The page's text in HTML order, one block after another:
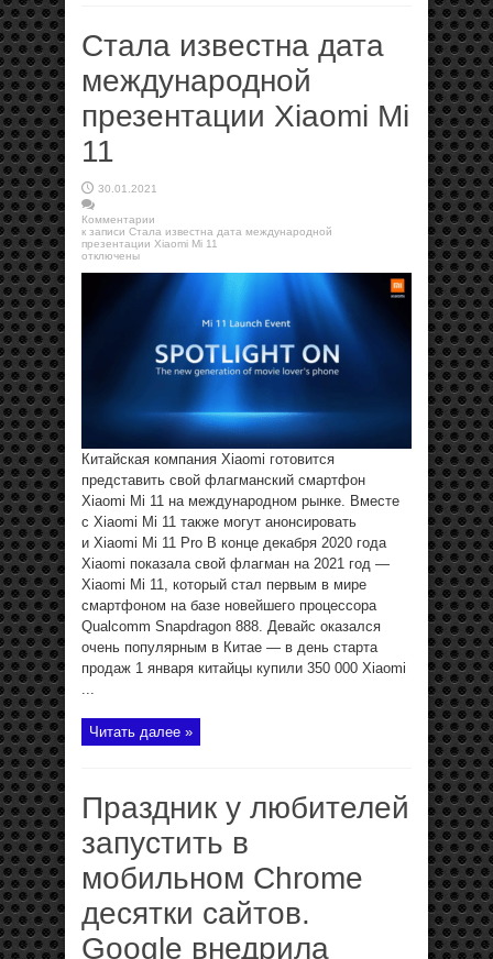
Стала известна дата
международной
презентации Xiaomi Mi
11
30.01.2021
Комментарии
к записи Стала известна дата международной
презентации Xiaomi Mi 11
отключены
Китайская компания Xiaomi готовится
представить свой флагманский смартфон
Xiaomi Mi 11 на международном рынке. Вместе
с Xiaomi Mi 11 также могут анонсировать
и Xiaomi Mi 11 Pro В конце декабря 2020 года
Xiaomi показала свой флагман на 2021 год —
Xiaomi Mi 11, который стал первым в мире
смартфоном на базе новейшего процессора
Qualcomm Snapdragon 888. Девайс оказался
очень популярным в Китае — в день старта
продаж 1 января китайцы купили 350 000 Xiaomi
...
Читать далее »
Праздник у любителей
запустить в
мобильном Chrome
десятки сайтов.
Google внедрила